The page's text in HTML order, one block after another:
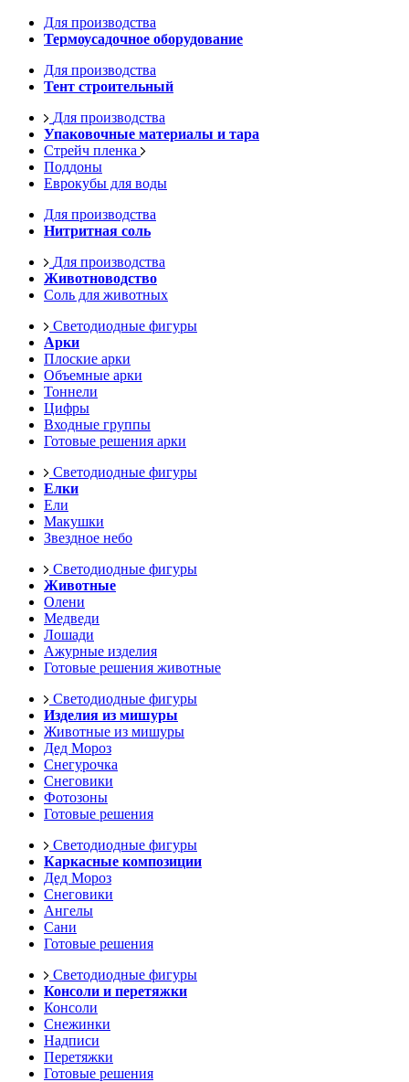
Для производства
Термоусадочное оборудование
Для производства
Тент строительный
Для производства
Упаковочные материалы и тара
Стрейч пленка
Поддоны
Еврокубы для воды
Для производства
Нитритная соль
Для производства
Животноводство
Соль для животных
Светодиодные фигуры
Арки
Плоские арки
Объемные арки
Тоннели
Цифры
Входные группы
Готовые решения арки
Светодиодные фигуры
Елки
Ели
Макушки
Звездное небо
Светодиодные фигуры
Животные
Олени
Медведи
Лошади
Ажурные изделия
Готовые решения животные
Светодиодные фигуры
Изделия из мишуры
Животные из мишуры
Дед Мороз
Снегурочка
Снеговики
Фотозоны
Готовые решения
Светодиодные фигуры
Каркасные композиции
Дед Мороз
Снеговики
Ангелы
Сани
Готовые решения
Светодиодные фигуры
Консоли и перетяжки
Консоли
Снежинки
Надписи
Перетяжки
Готовые решения